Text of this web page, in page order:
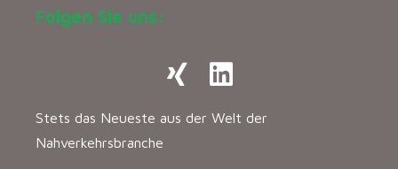
Folgen Sie uns:
Stets das Neueste aus der Welt der
Nahverkehrsbranche